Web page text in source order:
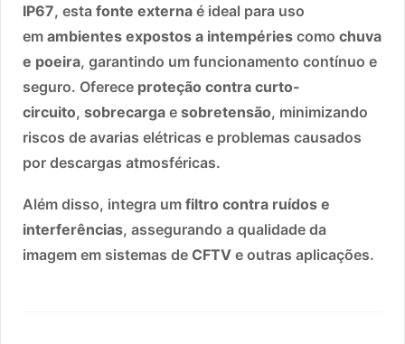
IP67, esta fonte externa é ideal para uso
em ambientes expostos a intempéries como chuva
e poeira, garantindo um funcionamento contínuo e
seguro. Oferece proteção contra curto-
circuito, sobrecarga e sobretensão, minimizando
riscos de avarias elétricas e problemas causados
por descargas atmosféricas.
Além disso, integra um filtro contra ruídos e
interferências, assegurando a qualidade da
imagem em sistemas de CFTV e outras aplicações.